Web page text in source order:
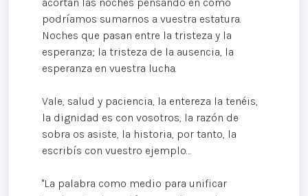
podríamos sumarnos a vuestra estatura.
Noches que pasan entre la tristeza y la
esperanza; la tristeza de la ausencia, la
esperanza en vuestra lucha.
Vale, salud y paciencia, la entereza la tenéis,
la dignidad es con vosotros, la razón de
sobra os asiste, la historia, por tanto, la
escribís con vuestro ejemplo…
"La palabra como medio para unificar